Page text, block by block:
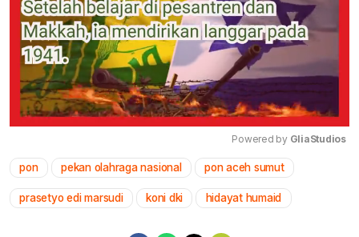
Mute
Powered by GliaStudios
pon pekan olahraga nasional pon aceh sumut
prasetyo edi marsudi koni dki hidayat humaid